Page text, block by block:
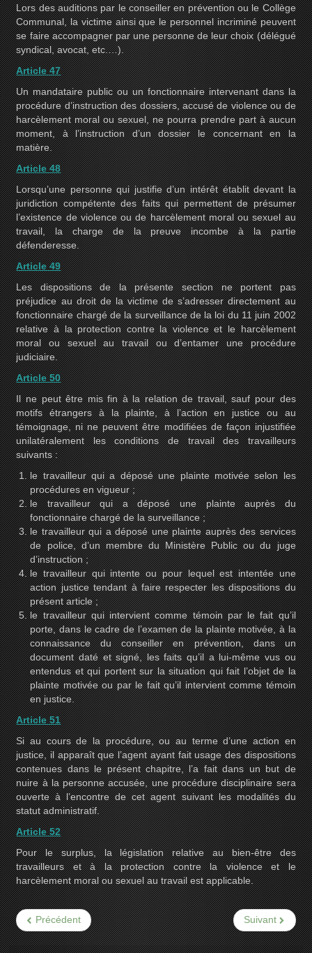
Lors des auditions par le conseiller en prévention ou le Collège
Communal, la victime ainsi que le personnel incriminé peuvent
se faire accompagner par une personne de leur choix (délégué
syndical, avocat, etc.…).
Article 47
Un mandataire public ou un fonctionnaire intervenant dans la
procédure d’instruction des dossiers, accusé de violence ou de
harcèlement moral ou sexuel, ne pourra prendre part à aucun
moment, à l’instruction d’un dossier le concernant en la
matière.
Article 48
Lorsqu’une personne qui justifie d’un intérêt établit devant la
juridiction compétente des faits qui permettent de présumer
l’existence de violence ou de harcèlement moral ou sexuel au
travail, la charge de la preuve incombe à la partie
défenderesse.
Article 49
Les dispositions de la présente section ne portent pas
préjudice au droit de la victime de s’adresser directement au
fonctionnaire chargé de la surveillance de la loi du 11 juin 2002
relative à la protection contre la violence et le harcèlement
moral ou sexuel au travail ou d’entamer une procédure
judiciaire.
Article 50
Il ne peut être mis fin à la relation de travail, sauf pour des
motifs étrangers à la plainte, à l’action en justice ou au
témoignage, ni ne peuvent être modifiées de façon injustifiée
unilatéralement les conditions de travail des travailleurs
suivants :
le travailleur qui a déposé une plainte motivée selon les
procédures en vigueur ;
le travailleur qui a déposé une plainte auprès du
fonctionnaire chargé de la surveillance ;
le travailleur qui a déposé une plainte auprès des services
de police, d’un membre du Ministère Public ou du juge
d’instruction ;
le travailleur qui intente ou pour lequel est intentée une
action justice tendant à faire respecter les dispositions du
présent article ;
le travailleur qui intervient comme témoin par le fait qu’il
porte, dans le cadre de l’examen de la plainte motivée, à la
connaissance du conseiller en prévention, dans un
document daté et signé, les faits qu’il a lui-même vus ou
entendus et qui portent sur la situation qui fait l’objet de la
plainte motivée ou par le fait qu’il intervient comme témoin
en justice.
Article 51
Si au cours de la procédure, ou au terme d’une action en
justice, il apparaît que l’agent ayant fait usage des dispositions
contenues dans le présent chapitre, l’a fait dans un but de
nuire à la personne accusée, une procédure disciplinaire sera
ouverte à l’encontre de cet agent suivant les modalités du
statut administratif.
Article 52
Pour le surplus, la législation relative au bien-être des
travailleurs et à la protection contre la violence et le
harcèlement moral ou sexuel au travail est applicable.
Précédent Suivant